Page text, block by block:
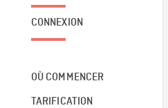
CONNEXION
OÙ COMMENCER
TARIFICATION